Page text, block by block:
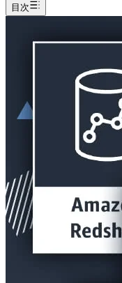
目次